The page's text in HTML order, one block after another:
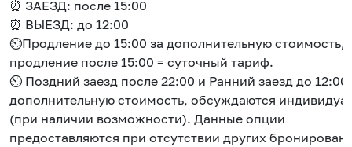
⏰ ЗАЕЗД: после 15:00
⏰ ВЫЕЗД: до 12:00
⏲️Продление до 15:00 за дополнительную стоимость,
продление после 15:00 = суточный тариф.
⏲️ Поздний заезд после 22:00 и Ранний заезд до 12:00
дополнительную стоимость, обсуждаются
(при наличии возможности). Данные опции
предоставляются при отсутствии других